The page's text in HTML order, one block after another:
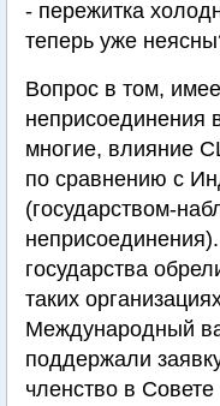
- пережитка
теперь уже
Вопрос в том,
неприсоединения
многие, влияние
по сравнению с
(государством-
государства
таких
Международный
поддержали
членство в Совете